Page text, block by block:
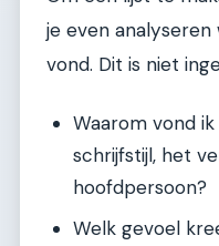
je even analyseren
vond. Dit is niet
Waarom vond
schrijfstijl, het
hoofdpersoon?
Welk gevoel